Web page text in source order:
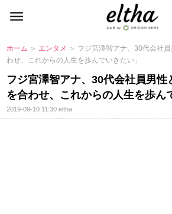
ホーム ＞ エンタメ ＞ フジ宮澤智アナ、30代会社
わせ、これからの人生を歩んでいきたい」
フジ宮澤智アナ、30代会社員男性
を合わせ、これからの人生を歩ん
2019-09-10 11:30eltha